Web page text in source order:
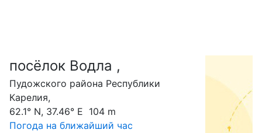
посёлок Водла ,
Пудожского района Республики
Карелия,
62.1° N, 37.46° E 104 m
Погода на ближайший час